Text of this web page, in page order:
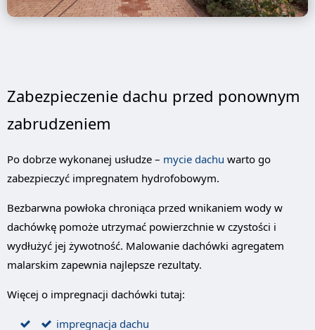
Zabezpieczenie dachu przed ponownym
zabrudzeniem
Po dobrze wykonanej usłudze – mycie dachu warto go
zabezpieczyć impregnatem hydrofobowym.
Bezbarwna powłoka chroniąca przed wnikaniem wody w
dachówkę pomoże utrzymać powierzchnie w czystości i
wydłużyć jej żywotność. Malowanie dachówki agregatem
malarskim zapewnia najlepsze rezultaty.
Więcej o impregnacji dachówki tutaj:
impregnacja dachu